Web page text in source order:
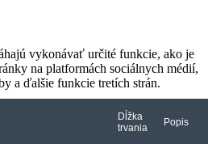
vykonávať určité funkcie, ako je
na platformách sociálnych médií,
a ďalšie funkcie tretích strán.
Dĺžka
trvania
Popis